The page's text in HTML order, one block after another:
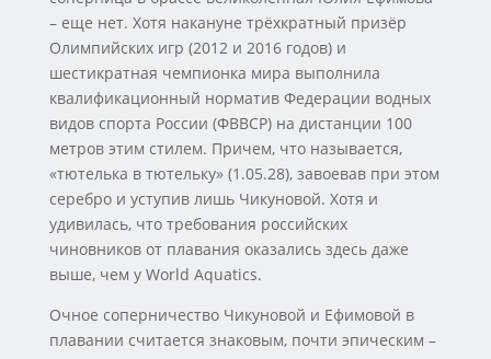
– еще нет. Хотя накануне трёхкратный призёр
Олимпийских игр (2012 и 2016 годов) и
шестикратная чемпионка мира выполнила
квалификационный норматив Федерации водных
видов спорта России (ФВВСР) на дистанции 100
метров этим стилем. Причем, что называется,
«тютелька в тютельку» (1.05.28), завоевав при этом
серебро и уступив лишь Чикуновой. Хотя и
удивилась, что требования российских
чиновников от плавания оказались здесь даже
выше, чем у World Aquatics.
Очное соперничество Чикуновой и Ефимовой в
плавании считается знаковым, почти эпическим –